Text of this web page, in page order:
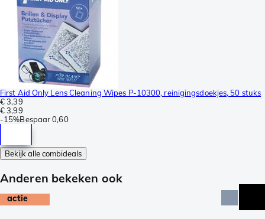
First Aid Only Lens Cleaning Wipes P-10300, reinigingsdoekjes, 50 stuks
€ 3,39
€ 3,99
-15%Bespaar 0,60
Bekijk alle combideals
Anderen bekeken ook
actie